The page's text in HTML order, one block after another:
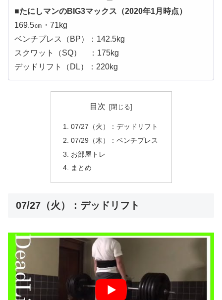
■たにしマンのBIG3マックス（2020年1月時点）
169.5㎝・71kg
ベンチプレス（BP）：142.5kg
スクワット（SQ） ：175kg
デッドリフト（DL）：220kg
目次
07/27（火）：デッドリフト
07/29（木）：ベンチプレス
お部屋トレ
まとめ
07/27（火）：デッドリフト